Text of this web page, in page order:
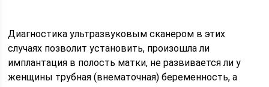
Диагностика ультразвуковым сканером в этих
случаях позволит установить, произошла ли
имплантация в полость матки, не развивается ли у
женщины трубная (внематочная) беременность, а